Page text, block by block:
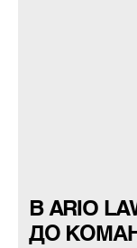
В ARIO
ДО